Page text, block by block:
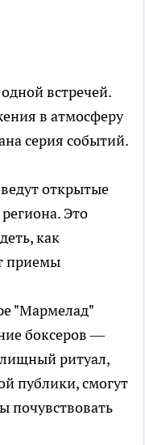
встречей.
в атмосферу
серия событий.
открытые
Это
как
приемы
"Мармелад"
боксеров —
ритуал,
публики, смогут
почувствовать